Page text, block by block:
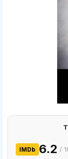
IMDb 6.2 /